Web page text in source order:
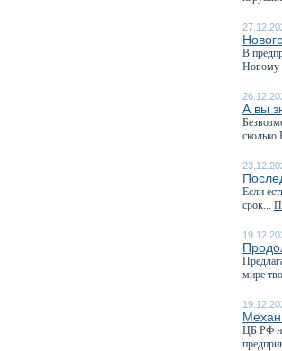
В
Новому
А вы
Если
срок...
мире
️ЦБ РФ